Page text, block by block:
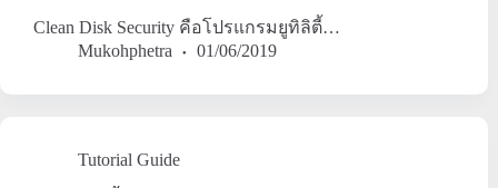
Clean Disk Security คือโปรแกรมยูทิลิตี้…
Mukohphetra
01/06/2019
Tutorial Guide